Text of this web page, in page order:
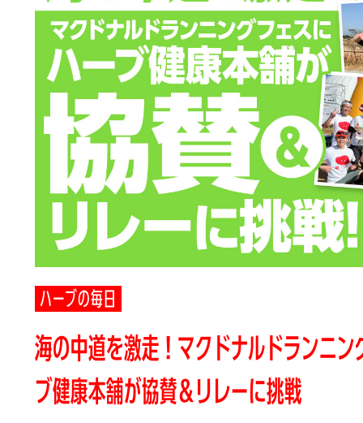
ハーブの毎日
海の中道を激走！マクドナルドランニン
ブ健康本舗が協賛＆リレーに挑戦